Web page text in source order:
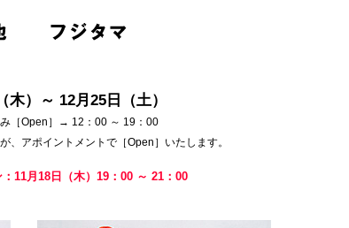
木）～ 12月25日（土）
［Open］→ 12：00 ～ 19：00
、アポイントメントで［Open］いたします。
11月18日（木）19：00 ～ 21：00